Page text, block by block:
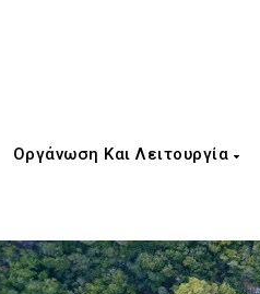
Οργάνωση Και Λειτουργία